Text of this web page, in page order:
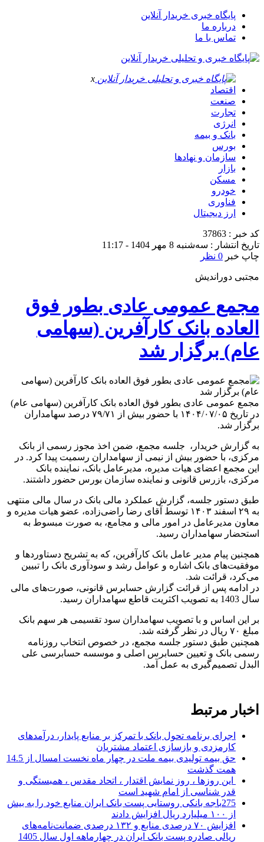
پایگاه خبری خریدار آنلاین
درباره ما
تماس با ما
x
اقتصاد
صنعت
تجارت
انرژی
بانک و بیمه
بورس
سازمان و نهادها
بازار
مسکن
خودرو
فناوری
ارز دیجیتال
کد خبر : 37863
تاریخ انتشار : سه‌شنبه 8 مهر 1404 - 11:17
چاپ خبر 0 نظر
مجتبی دوراندیش
مجمع عمومی عادی بطور فوق
العاده بانک کارآفرین (سهامی
عام) برگزار شد
مجمع عمومی عادی بطور فوق العاده بانک کارآفرین (سهامی عام)
در تاریخ ۱۴۰۴/۰۷/۰۵ با حضور بیش از ۷۹/۷۱ درصد سهامداران
برگزار شد.
به گزارش خریدار، جلسه مجمع، ضمن اخذ مجوز رسمی از بانک
مرکزی، با حضور بیش از نیمی از سهامداران رسمیت پیدا کرد. در
این مجمع اعضای هیات مدیره، مدیرعامل بانک، نماینده بانک
مرکزی، بازرس قانونی و نماینده سازمان بورس حضور داشتند.
طبق دستور جلسه، گزارش عملکرد مالی بانک در سال مالی منتهی
به ۲۹ اسفند ۱۴۰۳ توسط آقای رضا راضی‌زاده، عضو هیات مدیره و
معاون مدیرعامل در امور مالی و مجامع، به صورت مبسوط به
استحضار سهامداران رسید.
همچنین پیام مدیر عامل بانک کارآفرین، که به تشریح دستاوردها و
موفقیت‌های بانک اشاره و عوامل رشد و سودآوری بانک را تبیین
می‌کرد، قرائت شد.
در ادامه پس از قرائت گزارش حسابرس قانونی، صورت‌های مالی
سال 1403 به تصویب اکثریت قاطع سهامداران رسید.
بر این اساس و با تصویب سهامداران سود تقسیمی هر سهم بانک
مبلغ ۷۰ ریال در نظر گرفته شد.
همچنین طبق دستور جلسه مجمع، در خصوص انتخاب روزنامه
رسمی بانک و تعیین حسابرس اصلی و موسسه حسابرسی علی
البدل تصمیم‌گیری به عمل آمد.
اخبار مرتبط
اجرای برنامه تحول بانک با تمرکز بر منابع پایدار، درآمدهای
کارمزدی و بازسازی اعتماد مشتریان
حق بیمه تولیدی بیمه ملت در چهار ماه نخست امسال از 14.5
همت گذشت
این روزها ، روز نمایش اقتدار ، اتحاد مقدس ، همبستگی و
قدر شناسی از امام شهید است
275باجه بانکی روستایی پست بانک ایران منابع خود را به بیش
از ۱۰۰ میلیارد ریال افزایش دادند
افزایش ۷۰ درصدی منابع و ۱۳۲ درصدی ضمانت‌نامه‌های
ریالی صادره پست بانک ایران در چهارماهه اول سال 1405